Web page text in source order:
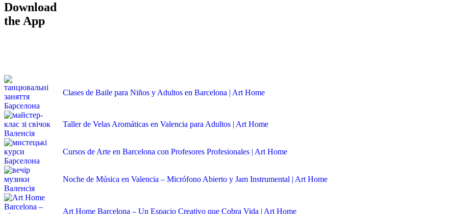
Download
the App
Clases de Baile para Niños y Adultos en Barcelona | Art Home
Taller de Velas Aromáticas en Valencia para Adultos | Art Home
Cursos de Arte en Barcelona con Profesores Profesionales | Art Home
Noche de Música en Valencia – Micrófono Abierto y Jam Instrumental | Art Home
Art Home Barcelona – Un Espacio Creativo que Cobra Vida | Art Home